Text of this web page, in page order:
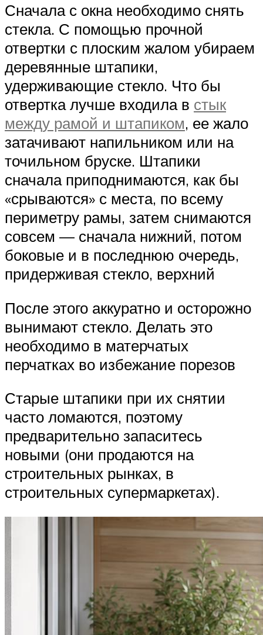
Сначала с окна необходимо снять
стекла. С помощью прочной
отвертки с плоским жалом убираем
деревянные штапики,
удерживающие стекло. Что бы
отвертка лучше входила в стык
между рамой и штапиком, ее жало
затачивают напильником или на
точильном бруске. Штапики
сначала приподнимаются, как бы
«срываются» с места, по всему
периметру рамы, затем снимаются
совсем — сначала нижний, потом
боковые и в последнюю очередь,
придерживая стекло, верхний
После этого аккуратно и осторожно
вынимают стекло. Делать это
необходимо в матерчатых
перчатках во избежание порезов
Старые штапики при их снятии
часто ломаются, поэтому
предварительно запаситесь
новыми (они продаются на
строительных рынках, в
строительных супермаркетах).